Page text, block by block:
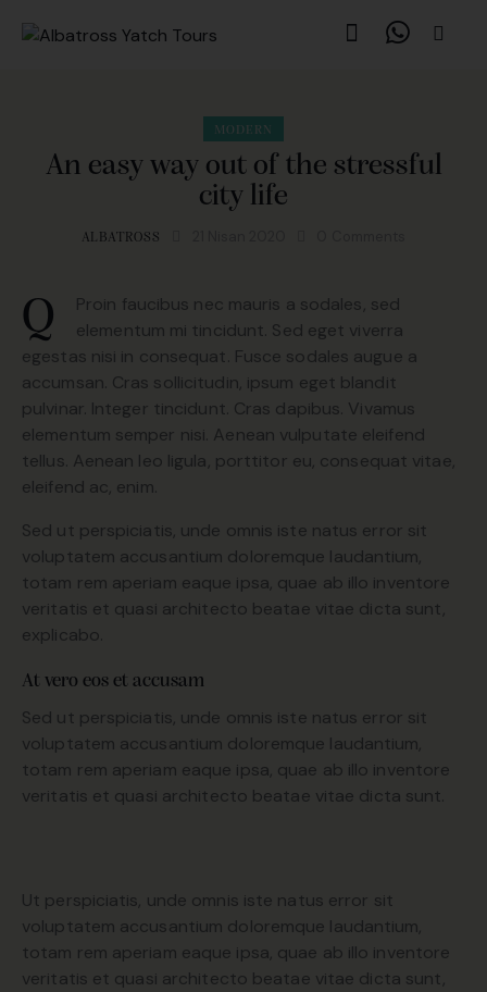
MODERN
An easy way out of the stressful
city life
ALBATROSS
Q
Proin faucibus nec mauris a sodales, sed
elementum mi tincidunt. Sed eget viverra
egestas nisi in consequat. Fusce sodales augue a
accumsan. Cras sollicitudin, ipsum eget blandit
pulvinar. Integer tincidunt. Cras dapibus. Vivamus
elementum semper nisi. Aenean vulputate eleifend
tellus. Aenean leo ligula, porttitor eu, consequat vitae,
eleifend ac, enim.
Sed ut perspiciatis, unde omnis iste natus error sit
voluptatem accusantium doloremque laudantium,
totam rem aperiam eaque ipsa, quae ab illo inventore
veritatis et quasi architecto beatae vitae dicta sunt,
explicabo.
At vero eos et accusam
Sed ut perspiciatis, unde omnis iste natus error sit
voluptatem accusantium doloremque laudantium,
totam rem aperiam eaque ipsa, quae ab illo inventore
veritatis et quasi architecto beatae vitae dicta sunt.
Ut perspiciatis, unde omnis iste natus error sit
voluptatem accusantium doloremque laudantium,
totam rem aperiam eaque ipsa, quae ab illo inventore
veritatis et quasi architecto beatae vitae dicta sunt,